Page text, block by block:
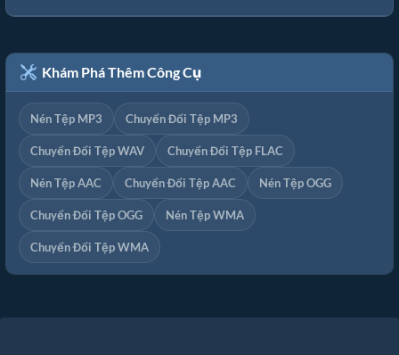
Khám Phá Thêm Công Cụ
Nén Tệp MP3 Chuyển Đổi Tệp MP3
Chuyển Đổi Tệp WAV Chuyển Đổi Tệp FLAC
Nén Tệp AAC Chuyển Đổi Tệp AAC Nén Tệp OGG
Chuyển Đổi Tệp OGG Nén Tệp WMA
Chuyển Đổi Tệp WMA